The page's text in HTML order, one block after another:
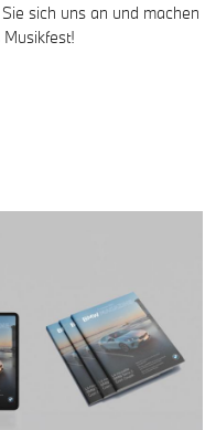
sich uns an und machen